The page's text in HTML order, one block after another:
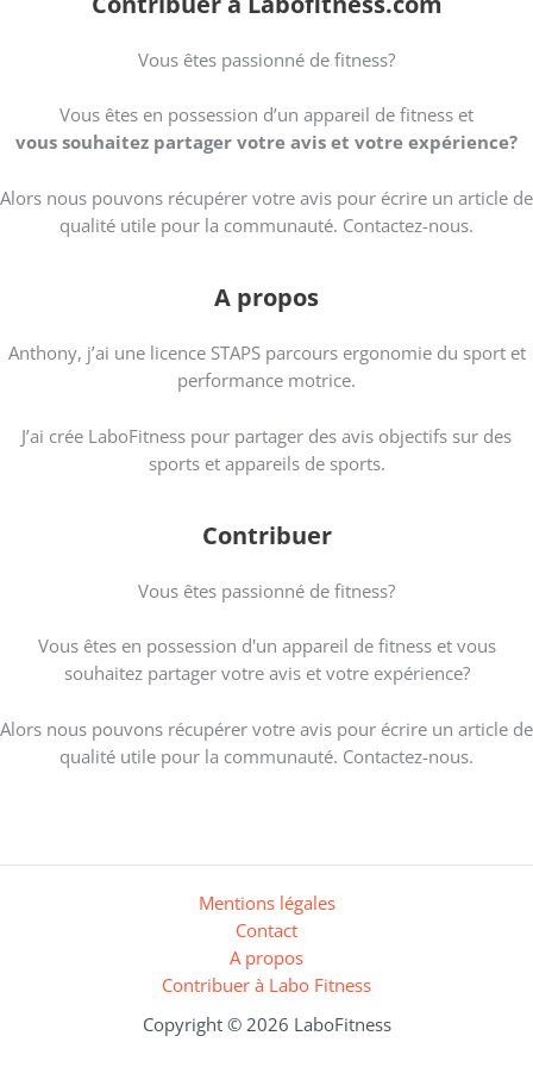
Vous êtes passionné de fitness?
Vous êtes en possession d’un appareil de fitness et
vous souhaitez partager votre avis et votre expérience?
Alors nous pouvons récupérer votre avis pour écrire un article de
qualité utile pour la communauté. Contactez-nous.
A propos
Anthony, j’ai une licence STAPS parcours ergonomie du sport et
performance motrice.
J’ai crée LaboFitness pour partager des avis objectifs sur des
sports et appareils de sports.
Contribuer
Vous êtes passionné de fitness?
Vous êtes en possession d'un appareil de fitness et vous
souhaitez partager votre avis et votre expérience?
Alors nous pouvons récupérer votre avis pour écrire un article de
qualité utile pour la communauté. Contactez-nous.
Mentions légales
Contact
A propos
Contribuer à Labo Fitness
Copyright © 2026 LaboFitness